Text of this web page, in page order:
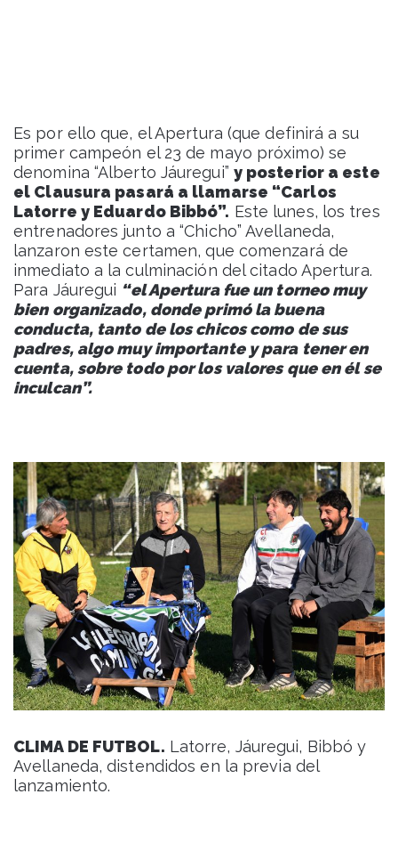
Es por ello que, el Apertura (que definirá a su
primer campeón el 23 de mayo próximo) se
denomina “Alberto Jáuregui” y posterior a este
el Clausura pasará a llamarse “Carlos
Latorre y Eduardo Bibbó”. Este lunes, los tres
entrenadores junto a “Chicho” Avellaneda,
lanzaron este certamen, que comenzará de
inmediato a la culminación del citado Apertura.
Para Jáuregui “el Apertura fue un torneo muy
bien organizado, donde primó la buena
conducta, tanto de los chicos como de sus
padres, algo muy importante y para tener en
cuenta, sobre todo por los valores que en él se
inculcan”.
CLIMA DE FUTBOL. Latorre, Jáuregui, Bibbó y
Avellaneda, distendidos en la previa del
lanzamiento.